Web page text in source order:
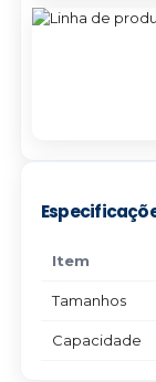
Item
Tamanhos
Capacidade